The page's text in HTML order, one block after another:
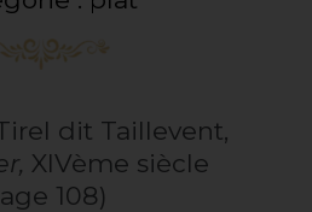
dit Taillevent,
XIVème siècle
108)